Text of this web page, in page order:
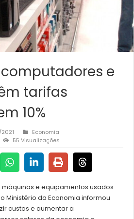
e
tarifas
10%
Economia
55 Visualizações
e equipamentos usados
Ministério da Economia informou
custos e aumentar a